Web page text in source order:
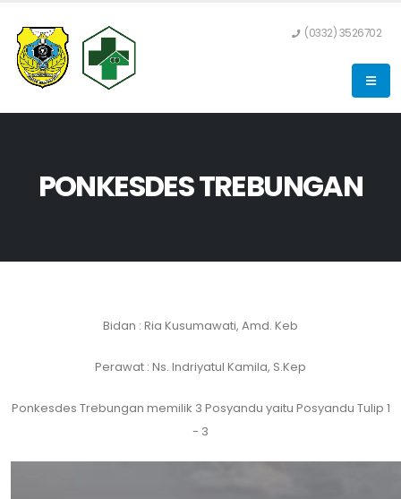
(0332) 3526702
PONKESDES TREBUNGAN
Bidan : Ria Kusumawati, Amd. Keb
Perawat : Ns. Indriyatul Kamila, S.Kep
Ponkesdes Trebungan memilik 3 Posyandu yaitu Posyandu Tulip 1
- 3